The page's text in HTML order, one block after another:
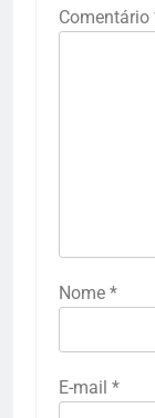
Comentário
Nome *
E-mail *